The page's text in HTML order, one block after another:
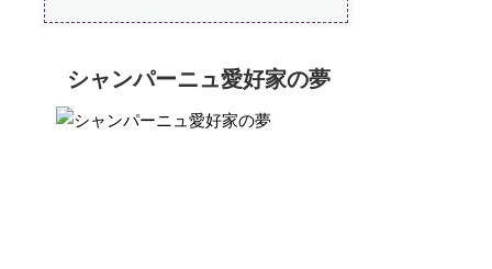
シャンパーニュ愛好家の夢